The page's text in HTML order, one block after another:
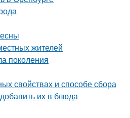
жителей
поколения
свойствах и способе сбора
их в блюда